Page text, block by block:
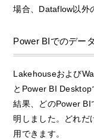
場合、Dataflow以外
Power BIでのデー
Lakehouseおよび
とPower BI
結果、どのPower BI
明しました。どれだ
用できます。